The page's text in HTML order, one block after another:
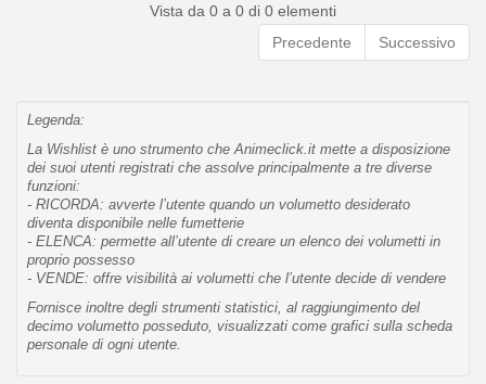
Vista da 0 a 0 di 0 elementi
Precedente
Successivo
Legenda:
La Wishlist è uno strumento che Animeclick.it mette a disposizione
dei suoi utenti registrati che assolve principalmente a tre diverse
funzioni:
- RICORDA: avverte l’utente quando un volumetto desiderato
diventa disponibile nelle fumetterie
- ELENCA: permette all’utente di creare un elenco dei volumetti in
proprio possesso
- VENDE: offre visibilità ai volumetti che l’utente decide di vendere
Fornisce inoltre degli strumenti statistici, al raggiungimento del
decimo volumetto posseduto, visualizzati come grafici sulla scheda
personale di ogni utente.